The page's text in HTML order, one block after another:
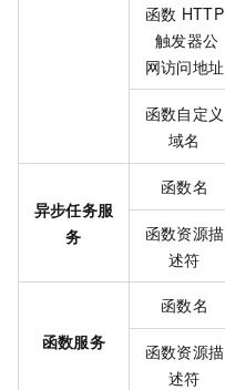
函数 HTTP
触发器公
网访问地址
函数自定义
域名
异步任务服
务
函数名
函数资源描
述符
函数服务
函数名
函数资源描
述符